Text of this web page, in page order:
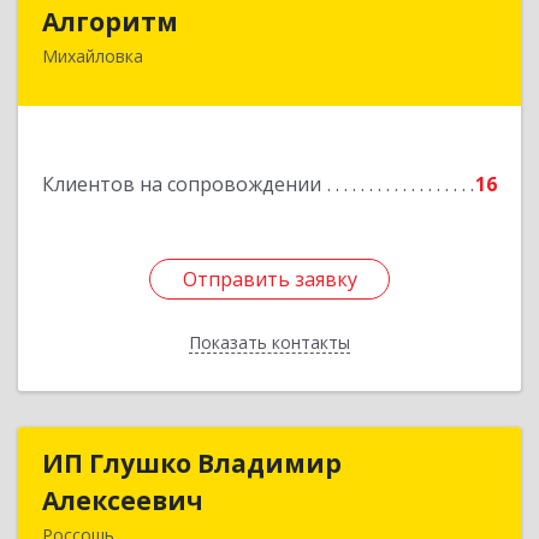
Алгоритм
Михайловка
Клиентов на сопровождении 16
Отправить заявку
Показать контакты
Отправить заявку
Назад
ИП Глушко Владимир
Алексеевич
ИП Глушко Владимир